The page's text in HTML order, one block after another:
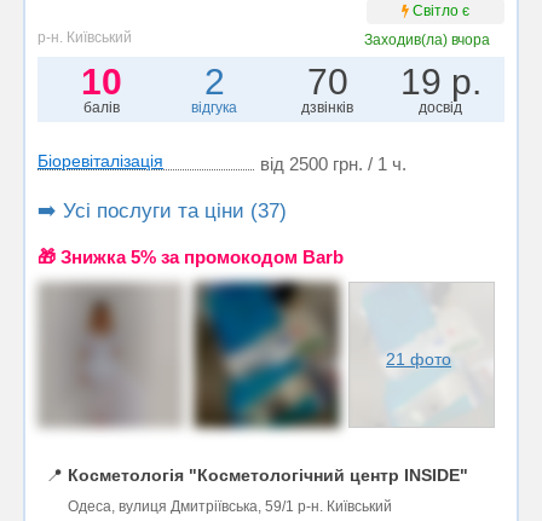
Світло є
р-н. Київський
Заходив(ла) вчора
10
балів
2
відгука
70
дзвінків
19 р.
досвід
Біоревіталізація від 2500 грн. / 1 ч.
➡️ Усі послуги та ціни (37)
🎁 Знижка 5% за промокодом Barb
21 фото
📍 Косметологія "Косметологічний центр INSIDE"
Одеса, вулиця Дмитріївська, 59/1 р-н. Київський